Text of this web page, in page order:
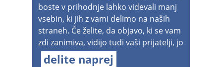
boste v prihodnje lahko videvali manj
vsebin, ki jih z vami delimo na naših
straneh. Če želite, da objavo, ki se vam
zdi zanimiva, vidijo tudi vaši prijatelji, jo
delite naprej